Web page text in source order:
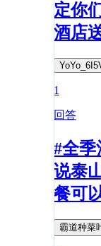
定你
酒店
1
回答
#全
说泰
餐可
霸道种菜